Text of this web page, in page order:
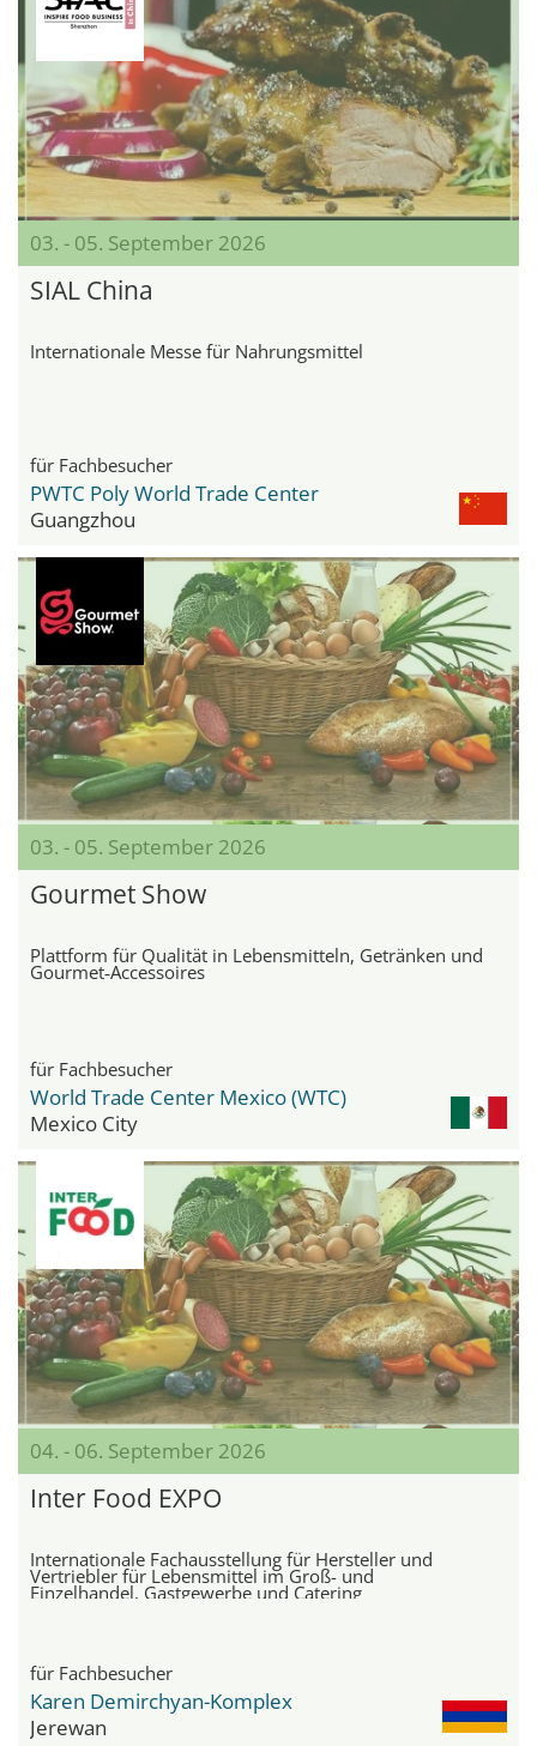
03. - 05. September 2026
SIAL China
Internationale Messe für Nahrungsmittel
für Fachbesucher
PWTC Poly World Trade Center
Guangzhou
03. - 05. September 2026
Gourmet Show
Plattform für Qualität in Lebensmitteln, Getränken und
Gourmet‑Accessoires
für Fachbesucher
World Trade Center Mexico (WTC)
Mexico City
04. - 06. September 2026
Inter Food EXPO
Internationale Fachausstellung für Hersteller und
Vertriebler für Lebensmittel im Groß- und
Einzelhandel, Gastgewerbe und Catering
für Fachbesucher
Karen Demirchyan-Komplex
Jerewan